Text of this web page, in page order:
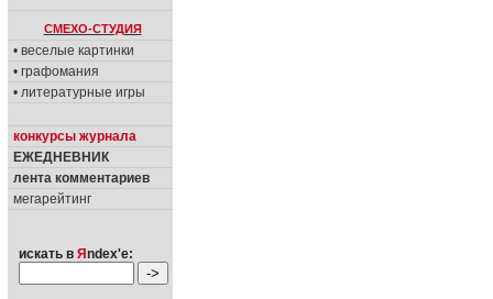
СМЕХО-СТУДИЯ
• веселые картинки
• графомания
• литературные игры
конкурсы журнала
ЕЖЕДНЕВНИК
лента комментариев
мегарейтинг
искать в Я ndex'е: